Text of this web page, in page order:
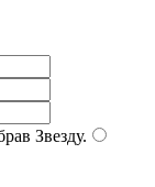
Звезду.